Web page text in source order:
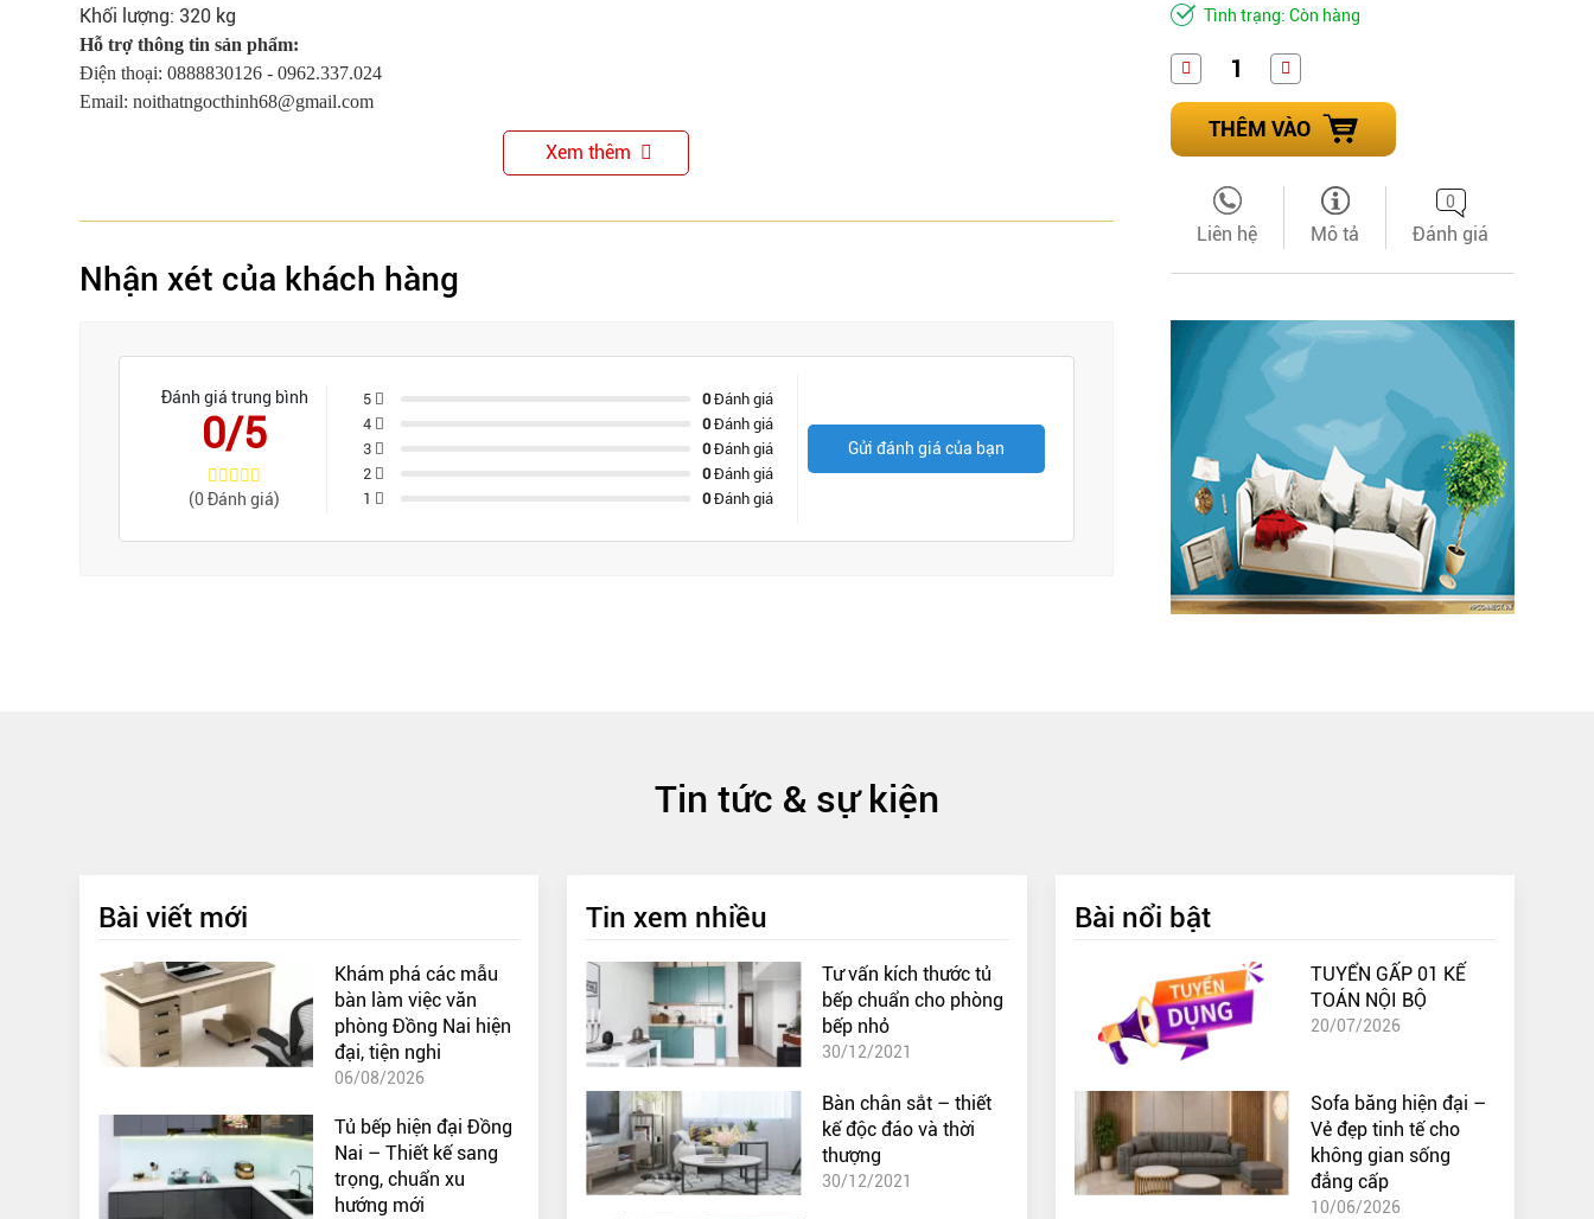
Khối lượng: 320 kg
Hỗ trợ thông tin sản phẩm:
Điện thoại: 0888830126 - 0962.337.024
Email: noithatngocthinh68@gmail.com
Xem thêm
Nhận xét của khách hàng
Đánh giá trung bình
0/5
(0 Đánh giá)
5 0Đánh giá
4
0Đánh giá
3
0Đánh giá
2
0Đánh giá
1
0Đánh giá
Gửi đánh giá của bạn
Tình trạng: Còn hàng
THÊM VÀO
Liên hệ Mô tả
0
Đánh giá
Tin tức & sự kiện
Bài viết mới
Khám phá các mẫu
bàn làm việc văn
phòng Đồng Nai hiện
đại, tiện nghi
06/08/2026
Tủ bếp hiện đại Đồng
Nai – Thiết kế sang
trọng, chuẩn xu
hướng mới
Tin xem nhiều
Tư vấn kích thước tủ
bếp chuẩn cho phòng
bếp nhỏ
30/12/2021
Bàn chân sắt – thiết
kế độc đáo và thời
thượng
30/12/2021
Bài nổi bật
TUYỂN GẤP 01 KẾ
TOÁN NỘI BỘ
20/07/2026
Sofa băng hiện đại –
Vẻ đẹp tinh tế cho
không gian sống
đẳng cấp
10/06/2026